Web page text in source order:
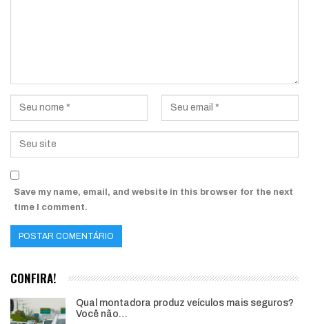
Save my name, email, and website in this browser for the next
time I comment.
CONFIRA!
Qual montadora produz veículos mais seguros?
Você não…